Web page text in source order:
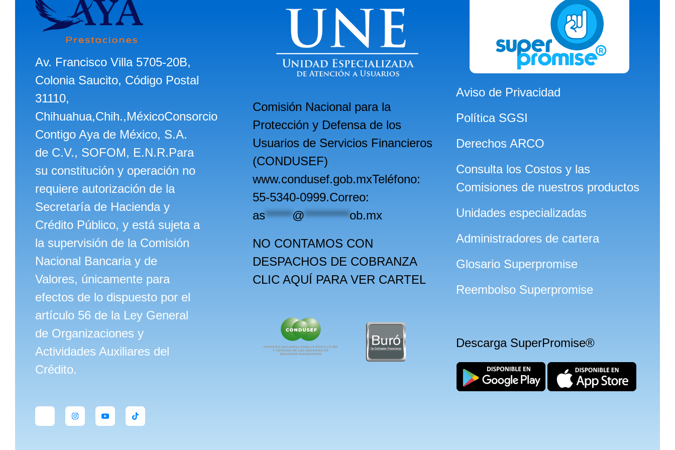
Av. Francisco Villa 5705-20B,
Colonia Saucito, Código Postal
31110,
Chihuahua,Chih.,MéxicoConsorcio
Contigo Aya de México, S.A.
de C.V., SOFOM, E.N.R.Para
su constitución y operación no
requiere autorización de la
Secretaría de Hacienda y
Crédito Público, y está sujeta a
la supervisión de la Comisión
Nacional Bancaria y de
Valores, únicamente para
efectos de lo dispuesto por el
artículo 56 de la Ley General
de Organizaciones y
Actividades Auxiliares del
Crédito.
Comisión Nacional para la
Protección y Defensa de los
Usuarios de Servicios Financieros
(CONDUSEF)
www.condusef.gob.mxTeléfono:
55-5340-0999.Correo:
as******@**********ob.mx
NO CONTAMOS CON
DESPACHOS DE COBRANZA
CLIC AQUÍ PARA VER CARTEL
Aviso de Privacidad
Política SGSI
Derechos ARCO
Consulta los Costos y las
Comisiones de nuestros productos
Unidades especializadas
Administradores de cartera
Glosario Superpromise
Reembolso Superpromise
Descarga SuperPromise®